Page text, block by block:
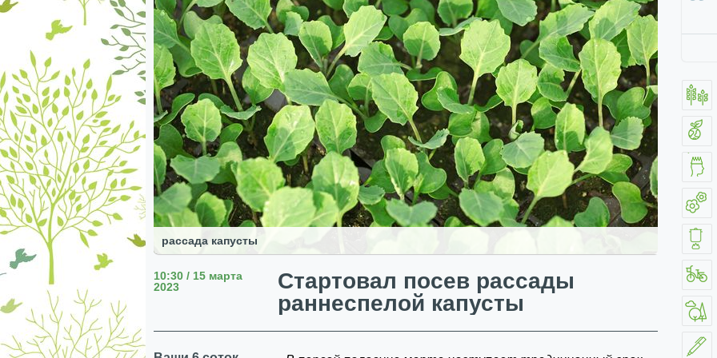
рассада капусты
10:30 / 15 марта
2023
Стартовал посев рассады
раннеспелой капусты